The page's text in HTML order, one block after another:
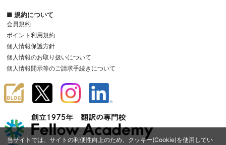
当サイトでは、サイトの利便性向上のため、クッキー(Cookie)を使用してい
口）】
東京都千代田区五番町2‐13 林五ビル3階
株式会社アメリア・ネットワーク
個人情報保護管理者：経営管理室室長
電話番号：03-6910-0935 メール：
7.その他
ことがあります。その場合、改定されたものを掲出することとしま
す。また、お客様から個人情報をご提供いただけない場合、当社がご
む）がご利用できないことがあります。あらかじめご了承ください。
本「個人情報のお取り扱いについて」は、当社が管理・運営するWeb
サイトやサービスにおいてのみ適用されます。
会申込者がサービスを利用したことにより債務が発生した場合は、
当該入会申込者の負担とし、当該入会申込者は第4章の規定に準じ
て当該債務を履行するものとします。
第8条(譲渡禁止等）
会員は、会員として有する権利を第三者に譲渡したり、売買、名義変
更、質権の設定その他の担保に供する等の行為はできないものとしま
第9条(変更の届出）
会員は、住所などアメリアへの届出内容に変更があった場合には、
なお、婚姻による姓の変更等アメリアが承認した場合を除き、アメ
リアに届け出た氏名を変更することはできないものとします。
前項届出がなかったことで会員が不利益を被ったとしても、アメリ
第5条（決済におけるポイントの利用）
会員は、ポイント利用対象サービスにおいて、当社が定める方法によ
り、1ポイント＝1円相当として、決済代金（商品代金または消費税を含
みます。以下同じ。）の精算の全部または一部に、当社が定める換算率
で保有するポイントを充当することができます。
当社は、第1項のポイント利用の対象となるサービス・商品等を制限し
たり、ポイント利用に条件を付したりすることがあります。
会員が第1項による決済を取り消した場合（クーリングオフによる取り
消しを含みます。）、原則として当該決済において精算のために利用さ
れたポイントはポイントとして返還され、現金による返還は行われませ
ん。
当社は、サービスの提供が困難となった場合等、一定の事由が生じた場
合に会員による第1項の決済を取り消すことがあります。その場合、原
■ 規約について
会員規約
ポイント利用規約
個人情報保護方針
個人情報のお取り扱いについて
個人情報開示等のご請求手続きについて